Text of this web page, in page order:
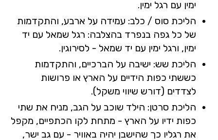
ימין עם רגל ימין.
הליכת סוס / כלב: עמידה על ארבע, והתקדמות
של כל גפה בנפרד בהצלבה: רגל שמאל עם יד
ימין, ורגל ימין עם יד שמאל - לסירוגין.
הליכת שש: ישיבה על הברכיים, והתקדמות
כששתי כפות הידיים על הארץ או פרושות
לצדדים (דורש שיווי משקל).
הליכת סרטן: הילד שוכב על הגב, מניח את שתי
כפות ידיו על הארץ - מתחת לקו הכתפיים, מקפל
את רגליו כך שהישבן יהיה באוויר - עם גב ישר,